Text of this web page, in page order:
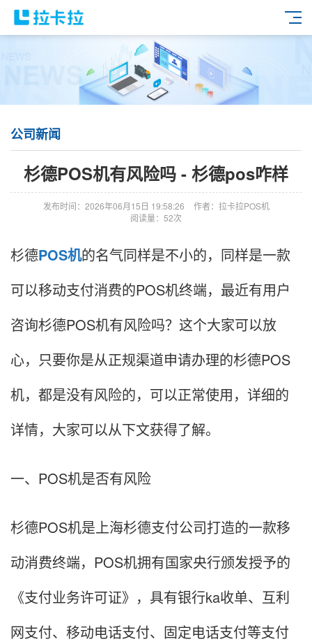
公司新闻
杉德POS机有风险吗 - 杉德pos咋样
发布时间：2026年06月15日 19:58:26
作者：拉卡拉POS机
阅读量：52次
杉德POS机的名气同样是不小的，同样是一款
可以移动支付消费的POS机终端，最近有用户
咨询杉德POS机有风险吗？这个大家可以放
心，只要你是从正规渠道申请办理的杉德POS
机，都是没有风险的，可以正常使用，详细的
详情，大家可以从下文获得了解。
一、POS机是否有风险
杉德POS机是上海杉德支付公司打造的一款移
动消费终端，POS机拥有国家央行颁发授予的
《支付业务许可证》，具有银行ka收单、互利
网支付、移动电话支付、固定电话支付等支付